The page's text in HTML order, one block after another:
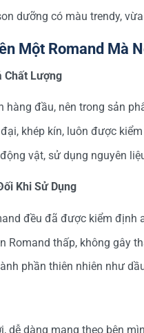
dưỡng có màu trendy,
Một Romand Mà
Chất Lượng
hàng đầu, nên trong sản
khép kín, luôn được
vật, sử dụng nguyên
Khi Sử Dụng
đều đã được kiểm
Romand thấp, không gây
phần thiên nhiên như
dễ dàng mang theo bên